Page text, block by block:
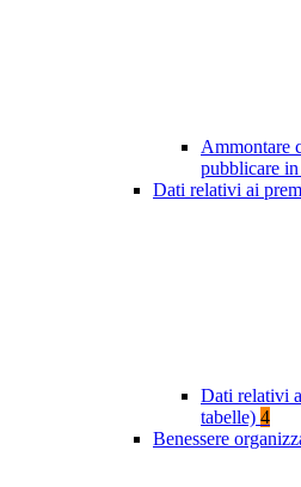
Ammontare
pubblicare
Dati relativi ai
Dati relativi
tabelle) 4
Benessere